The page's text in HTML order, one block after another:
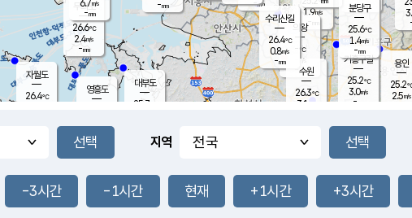
풍도
3.0m/s
무의도
26.6℃
2.4m/s
-mm
영흥도
자월도
26.4℃
1.9m/s
- mm
-mm
용인
25.2
2.5m/s
25.3
℃
대부도
25.7
25.5℃
0.6m/s
-mm
의왕
- ℃
m/s
mm
-mm
-mm
-mm
기흥구갈
25.2℃
3.0m/s
-
수리산길
26.4℃
0.8m/s
-mm
분당구
25.6℃
1.4m/s
-mm
6.7m/s
-mm
수원
26.3℃
3.1 m/s
-mm
지역
-3시간 -1시간 현재 +1시간 +3시간